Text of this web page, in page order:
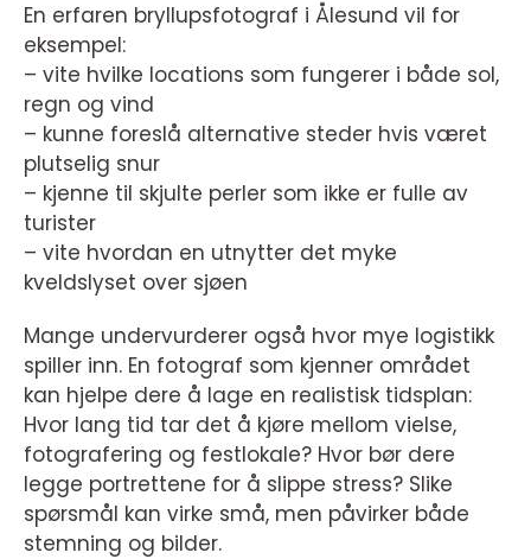
En erfaren bryllupsfotograf i Ålesund vil for
eksempel:
– vite hvilke locations som fungerer i både sol,
regn og vind
– kunne foreslå alternative steder hvis været
plutselig snur
– kjenne til skjulte perler som ikke er fulle av
turister
– vite hvordan en utnytter det myke
kveldslyset over sjøen
Mange undervurderer også hvor mye logistikk
spiller inn. En fotograf som kjenner området
kan hjelpe dere å lage en realistisk tidsplan:
Hvor lang tid tar det å kjøre mellom vielse,
fotografering og festlokale? Hvor bør dere
legge portrettene for å slippe stress? Slike
spørsmål kan virke små, men påvirker både
stemning og bilder.